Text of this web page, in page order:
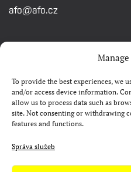
To provide the best experiences, we
and/or access device information.
allow us to process data such as
site. Not consenting or withdrawing
features and functions.
Správa služeb
afo@afo.cz
RYCHLÉ ODKAZY
Watch&Know
Kontakty
FAQ
Camp 4Science
Materiály pro média